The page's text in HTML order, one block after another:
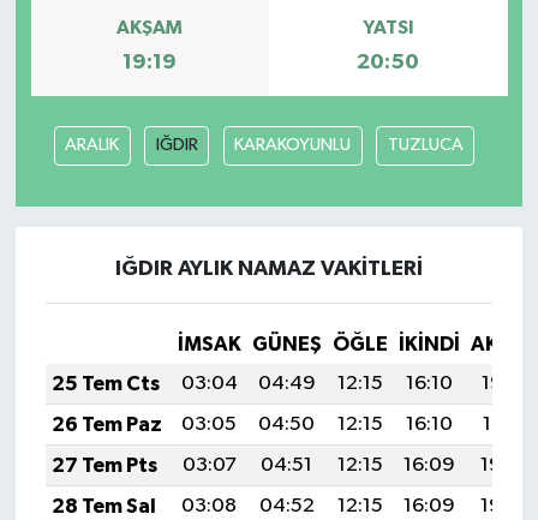
AKŞAM
19:19
YATSI
20:50
ARALIK IĞDIR KARAKOYUNLU TUZLUCA
IĞDIR AYLIK NAMAZ VAKITLERI
İMSAK GÜNEŞ ÖĞLE İKINDI
25 Tem Cts
03:04 04:49 12:15 16:10
19:32
26 Tem Paz
03:05 04:50 12:15 16:10
19:31
27 Tem Pts
03:07 04:51 12:15 16:09
19:30
28 Tem Sal
03:08 04:52 12:15 16:09
19:29